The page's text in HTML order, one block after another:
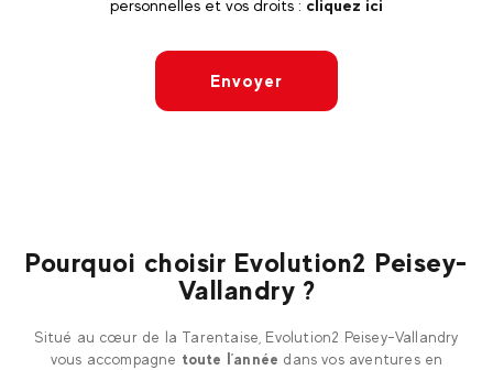
personnelles et vos droits : cliquez ici
Envoyer
Pourquoi choisir Evolution2 Peisey-
Vallandry ?
Situé au cœur de la Tarentaise, Evolution2 Peisey-Vallandry
vous accompagne toute l’année dans vos aventures en